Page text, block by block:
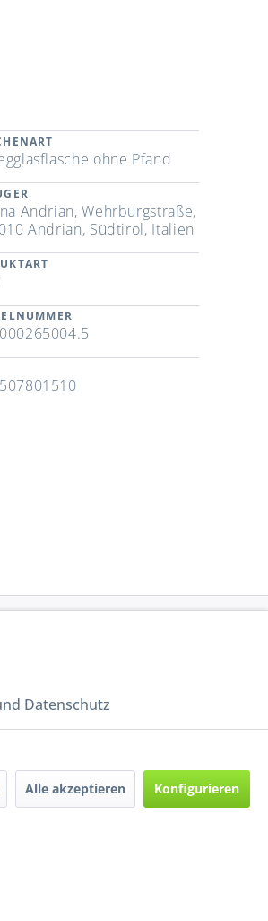
ohne Pfand
Andrian, Wehrburgstraße,
Andrian, Südtirol, Italien
Datenschutz
Alle akzeptieren Konfigurieren